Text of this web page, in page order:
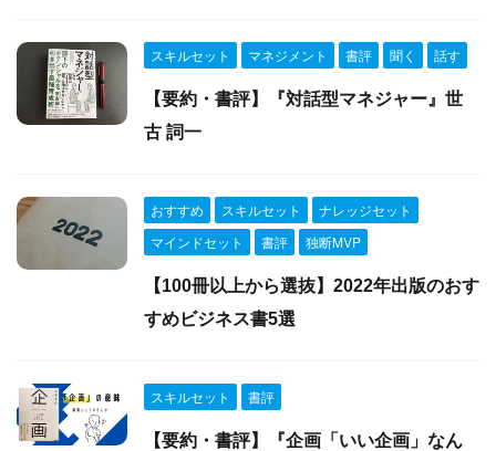
スキルセット マネジメント 書評 聞く 話す
【要約・書評】『対話型マネジャー』世
古 詞一
おすすめ スキルセット
ナレッジセット
マインドセット
書評 独断MVP
【100冊以上から選抜】2022年出版のおす
すめビジネス書5選
スキルセット 書評
【要約・書評】『企画「いい企画」なん